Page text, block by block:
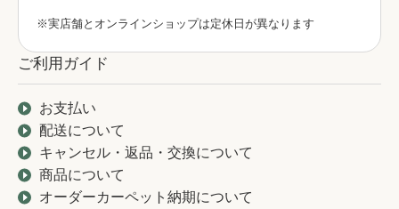
※実店舗とオンラインショップは定休日が異なります
ご利用ガイド
お支払い
配送について
キャンセル・返品・交換について
商品について
オーダーカーペット納期について